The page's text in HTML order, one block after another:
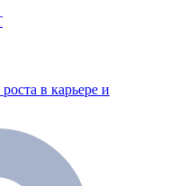
в карьере и